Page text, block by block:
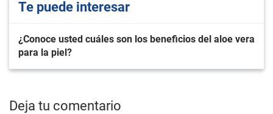
Te puede interesar
¿Conoce usted cuáles son los beneficios del aloe vera
para la piel?
Deja tu comentario